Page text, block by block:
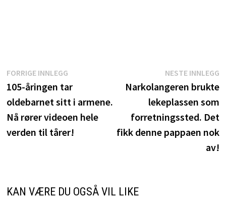
Innleggsnavigasjon
FORRIGE INNLEGGForrige
innlegg:
105-åringen tar
oldebarnet sitt i armene.
Nå rører videoen hele
verden til tårer!
NESTE INNLEGG
Narkolangeren brukte
lekeplassen som
forretningssted. Det
fikk denne pappaen nok
av!
KAN VÆRE DU OGSÅ VIL LIKE